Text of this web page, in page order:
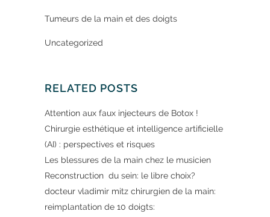
Tumeurs de la main et des doigts
Uncategorized
RELATED POSTS
Attention aux faux injecteurs de Botox !
Chirurgie esthétique et intelligence artificielle
(AI) : perspectives et risques
Les blessures de la main chez le musicien
Reconstruction du sein: le libre choix?
docteur vladimir mitz chirurgien de la main:
reimplantation de 10 doigts: